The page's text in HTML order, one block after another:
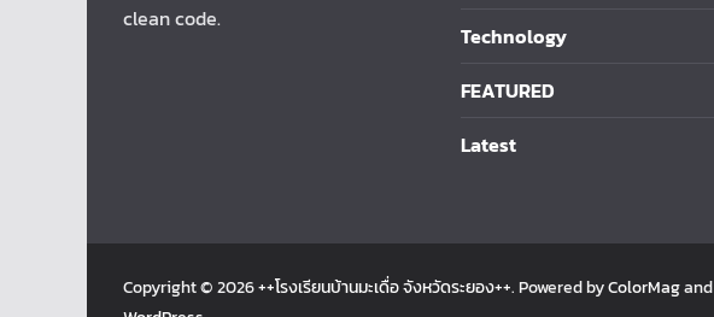
clean code.
Technology
FEATURED
Latest
Copyright © 2026++โรงเรียนบ้านมะเดื่อ จังหวัดระยอง++. Powered byColorMagand